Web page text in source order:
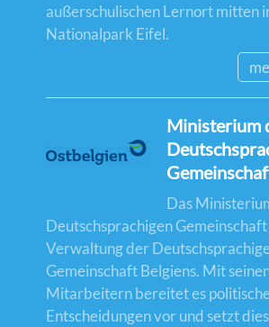
außerschulischen Lernort mitten
Nationalpark Eifel.
Ministerium
Das
Deutschsprachigen
Verwaltung der
Gemeinschaft Belgiens. Mit
Mitarbeitern bereitet es politische
Entscheidungen vor und setzt